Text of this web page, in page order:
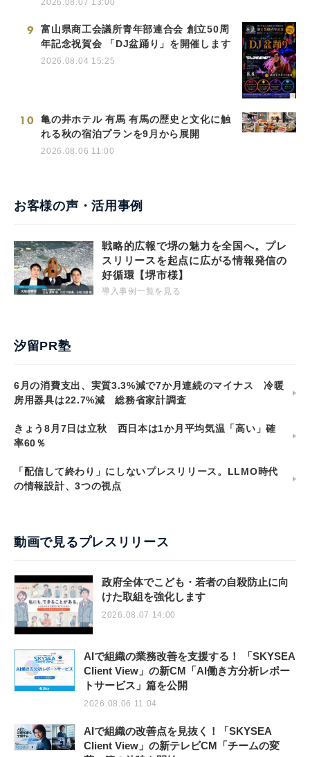
9
富山県商工会議所青年部連合会 創立50周
年記念祝賀会 「DJ盆踊り」を開催します
2026.08.04 15:25
10
亀の井ホテル 有馬 有馬の歴史と文化に触
れる秋の宿泊プランを9月から展開
2026.08.06 11:00
お客様の声・活用事例
戦略的広報で堺の魅力を全国へ。プレ
スリリースを起点に広がる情報発信の
好循環【堺市様】
導入事例一覧を見る
汐留PR塾
6月の消費支出、実質3.3%減で7か月連続のマイナス 冷暖
房用器具は22.7%減 総務省家計調査
きょう8月7日は立秋 西日本は1か月平均気温「高い」確
率60％
「配信して終わり」にしないプレスリリース。LLMO時代
の情報設計、3つの視点
動画で見るプレスリリース
政府全体でこども・若者の自殺防止に向
けた取組を強化します
2026.08.07 14:00
AIで組織の業務改善を支援する！ 「SKYSEA
Client View」の新CM「AI働き方分析レポー
トサービス」篇を公開
2026.08.06 11:04
AIで組織の改善点を見抜く！「SKYSEA
Client View」の新テレビCM「チームの変